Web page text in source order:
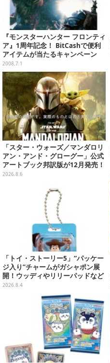
『モンスターハンター フロンティ
ア』1周年記念！ BitCashで便利
アイテムが当たるキャンペーン
2008.7.1
「スター・ウォーズ／マンダロリ
アン・アンド・グローグー」公式
アートブック邦訳版が12月発売！
映画のコンセプトアートやスケッ
2026.8.6
「トイ・ストーリー5」“パッケー
ジ入り”チャームがガシャポン展
開！ウッディやリリーパッドなど
全5種、裏面はキャラクターごと
に異なるデザイン
2026.8.4